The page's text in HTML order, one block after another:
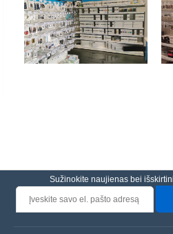
Sužinokite naujienas bei